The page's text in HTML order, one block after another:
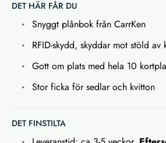
DET HÄR FÅR DU
Snyggt plånbok från CarrKen
RFID-skydd, skyddar mot stöld av
Gott om plats med hela 10
Stor ficka för sedlar och kvitton
DET FINSTILTA